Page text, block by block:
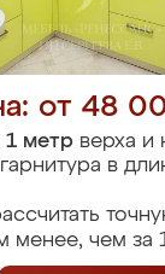
от 48
1 метрверха и
гарнитура в
менее, чем за